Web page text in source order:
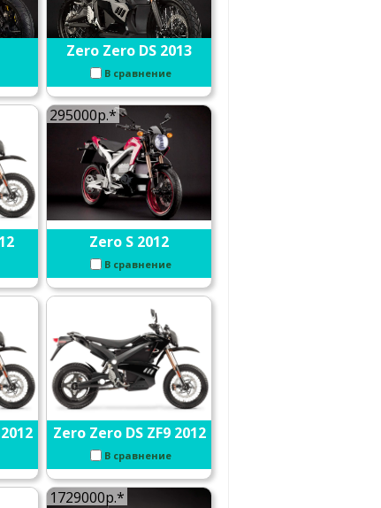
Zero Zero DS 2013
В сравнение
295000р.*
Zero S 2012
В сравнение
Zero Zero DS ZF9 2012
В сравнение
1729000р.*